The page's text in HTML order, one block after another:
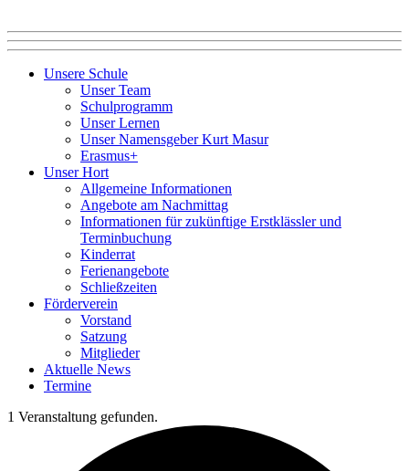
Unsere Schule
Unser Team
Schulprogramm
Unser Lernen
Unser Namensgeber Kurt Masur
Erasmus+
Unser Hort
Allgemeine Informationen
Angebote am Nachmittag
Informationen für zukünftige Erstklässler und
Terminbuchung
Kinderrat
Ferienangebote
Schließzeiten
Förderverein
Vorstand
Satzung
Mitglieder
Aktuelle News
Termine
1 Veranstaltung gefunden.